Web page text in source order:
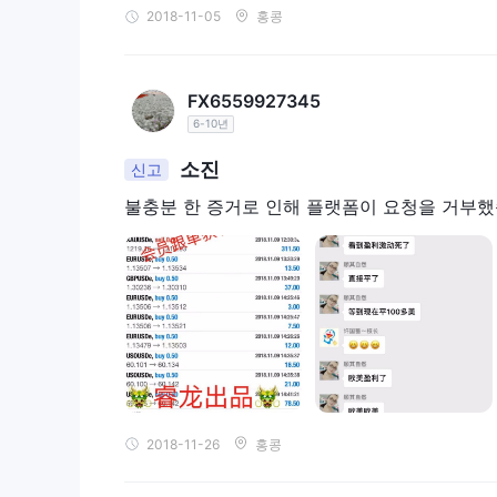
2018-11-05 홍콩
FX6559927345
6-10년
신고 소진
불충분 한 증거로 인해 플랫폼이 요청을 거부
2018-11-26 홍콩